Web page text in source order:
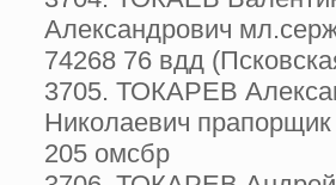
Александрович
74268 76 вдд
3705. ТОКАРЕВ
Николаевич
205 омсбр